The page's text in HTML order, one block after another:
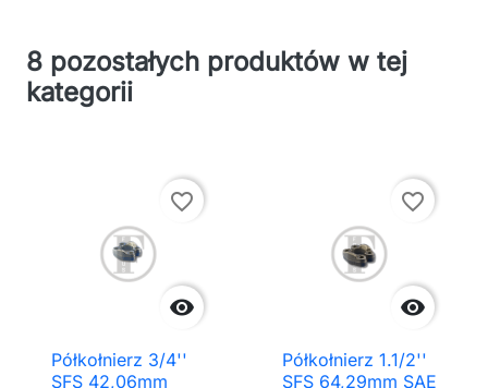
8 pozostałych produktów w tej
kategorii

favorite_border
Półkołnierz 3/4''
SFS 42,06mm

favorite_border
Półkołnierz 1.1/2''
SFS 64,29mm SAE